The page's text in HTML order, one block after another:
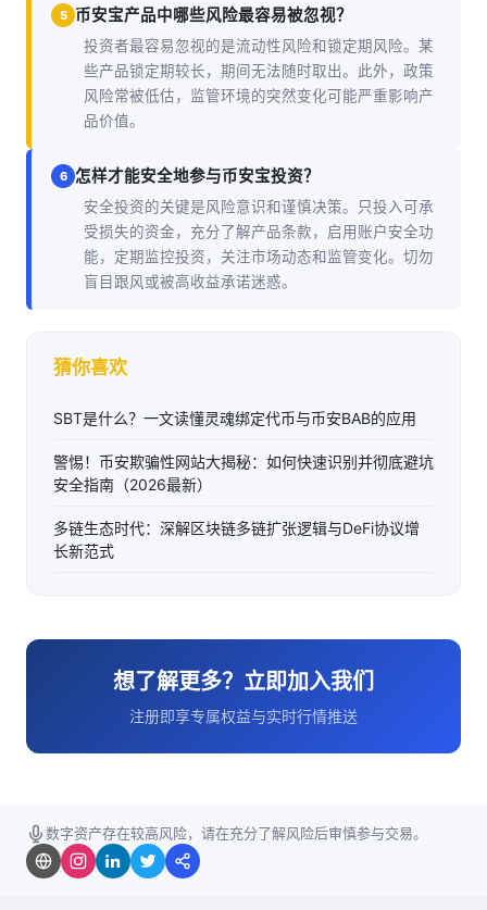
5 币安宝产品中哪些风险最容易被忽视？
投资者最容易忽视的是流动性风险和锁定期风险。某
些产品锁定期较长，期间无法随时取出。此外，政策
风险常被低估，监管环境的突然变化可能严重影响产
品价值。
6 怎样才能安全地参与币安宝投资？
安全投资的关键是风险意识和谨慎决策。只投入可承
受损失的资金，充分了解产品条款，启用账户安全功
能，定期监控投资，关注市场动态和监管变化。切勿
盲目跟风或被高收益承诺迷惑。
猜你喜欢
SBT是什么？一文读懂灵魂绑定代币与币安BAB的应用
警惕！币安欺骗性网站大揭秘：如何快速识别并彻底避坑
安全指南（2026最新）
多链生态时代：深解区块链多链扩张逻辑与DeFi协议增
长新范式
想了解更多？立即加入我们
注册即享专属权益与实时行情推送
数字资产存在较高风险，请在充分了解风险后审慎参与交易。